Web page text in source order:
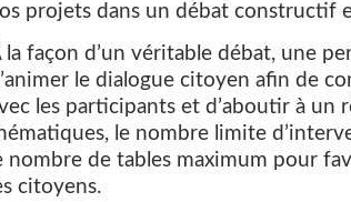
projets dans un débat constructif
la façon d’un véritable débat, une
le dialogue citoyen afin de
les participants et d’aboutir à un
le nombre limite
nombre de tables maximum pour
citoyens.